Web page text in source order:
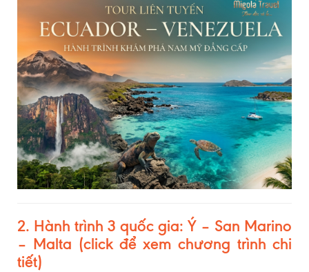
2. Hành trình 3 quốc gia: Ý – San Marino
– Malta (click để xem chương trình chi
tiết)